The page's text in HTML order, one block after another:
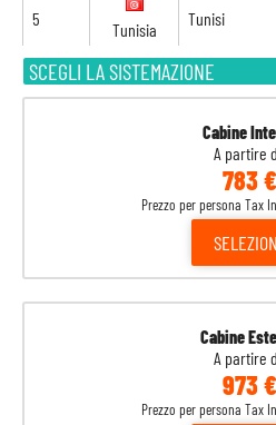
SCEGLI LA SISTEMAZIONE
Cabine
A partire
783 €
Prezzo per persona Tax
Cabine
A partire
973 €
Prezzo per persona Tax
5
Tunisia
Tunisi
6 Navigazione
Barcellona
Marsiglia